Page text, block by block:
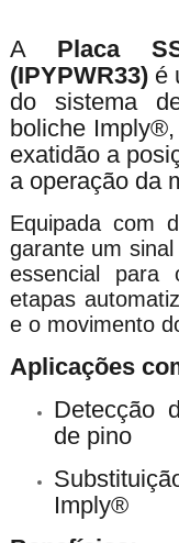
A Placa
(IPYPWR33)é
do sistema
boliche
exatidão a
a operação da
Equipada com
garante um
essencial para
etapas
e o movimento
Aplicações
Detecção
de pino
Imply®